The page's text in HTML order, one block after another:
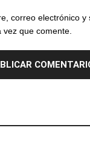
correo electrónico y
que comente.